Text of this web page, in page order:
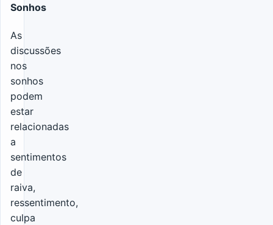
Sonhos
As
discussões
nos
sonhos
podem
estar
relacionadas
a
sentimentos
de
raiva,
ressentimento,
culpa